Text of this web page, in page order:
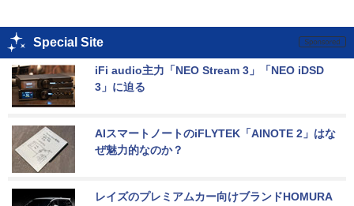
Special Site
iFi audio主力「NEO Stream 3」「NEO iDSD
3」に迫る
AIスマートノートのiFLYTEK「AINOTE 2」はな
ぜ魅力的なのか？
レイズのプレミアムカー向けブランドHOMURA